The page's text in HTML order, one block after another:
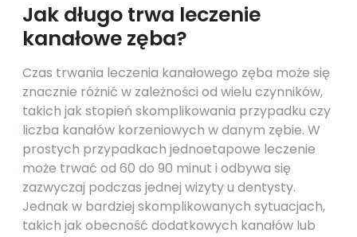
Jak długo trwa leczenie
kanałowe zęba?
Czas trwania leczenia kanałowego zęba może się
znacznie różnić w zależności od wielu czynników,
takich jak stopień skomplikowania przypadku czy
liczba kanałów korzeniowych w danym zębie. W
prostych przypadkach jednoetapowe leczenie
może trwać od 60 do 90 minut i odbywa się
zazwyczaj podczas jednej wizyty u dentysty.
Jednak w bardziej skomplikowanych sytuacjach,
takich jak obecność dodatkowych kanałów lub